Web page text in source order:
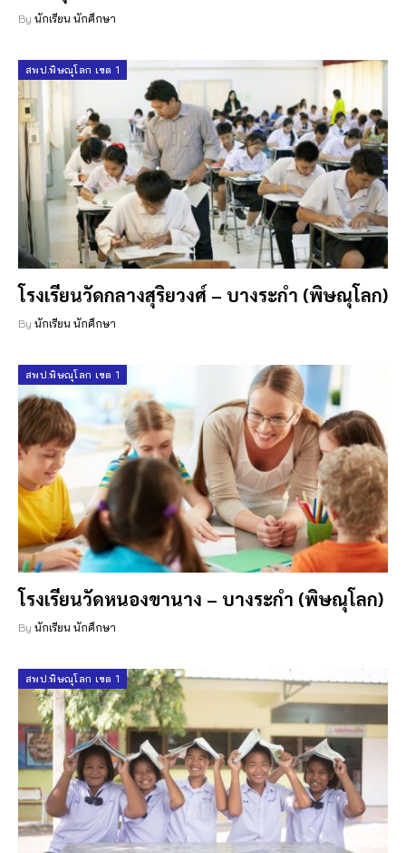
By นักเรียน นักศึกษา
สพป.พิษณุโลก เขต 1
โรงเรียนวัดกลางสุริยวงศ์ – บางระกำ (พิษณุโลก)
By นักเรียน นักศึกษา
สพป.พิษณุโลก เขต 1
โรงเรียนวัดหนองขานาง – บางระกำ (พิษณุโลก)
By นักเรียน นักศึกษา
สพป.พิษณุโลก เขต 1